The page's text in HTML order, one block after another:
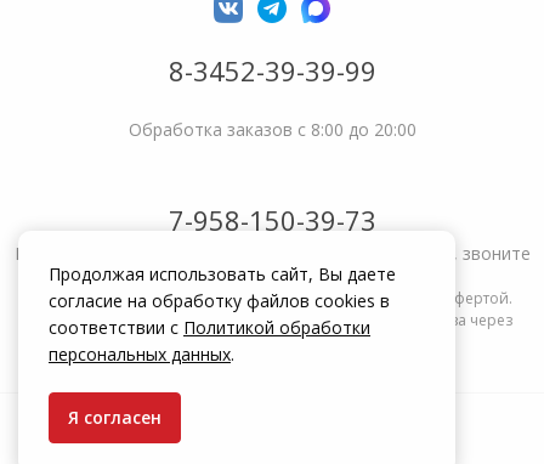
8-3452-39-39-99
Обработка заказов с 8:00 до 20:00
7-958-150-39-73
Не получается решить вопрос или возникла жалоба, звоните
Информация на сайте zakrepi.ru не является публичной офертой.
Указанные цены действуют только при оформлении заказа через
интернет-магазин zakrepi.ru.
© КрепыЖ, 2004 — 2026
Продолжая использовать сайт, Вы даете
согласие на обработку файлов cookies в
соответствии с Политикой обработки
персональных данных.
Я согласен